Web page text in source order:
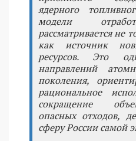
ядерного
модели
рассматривается не
как источник
ресурсов. Это
направлений
поколения,
рациональное
сокращение
опасных отходов,
сферу России самой